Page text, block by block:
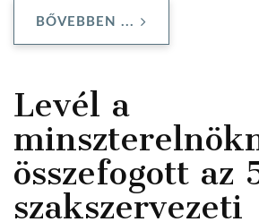
BŐVEBBEN ...
Levél a
összefogott az
szakszervezeti